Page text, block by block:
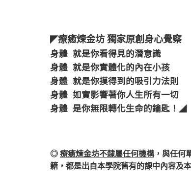
◤療癒煉金坊 獨家原創身心覺察
身體 就是你看得見的潛意識
身體 就是你實體化的內在小孩
身體 就是你摸得到的吸引力法則
身體 如實影響著你人生所有一切
身體 是你無限轉化生命的鑰匙！ ◢
◎療癒煉金坊不隸屬任何機構， 與任何
籍，都是出自本學院舊有的課中內容及